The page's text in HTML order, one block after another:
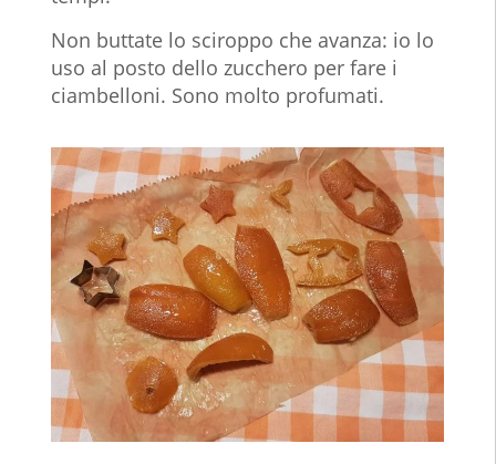
Non buttate lo sciroppo che avanza: io lo
uso al posto dello zucchero per fare i
ciambelloni. Sono molto profumati.